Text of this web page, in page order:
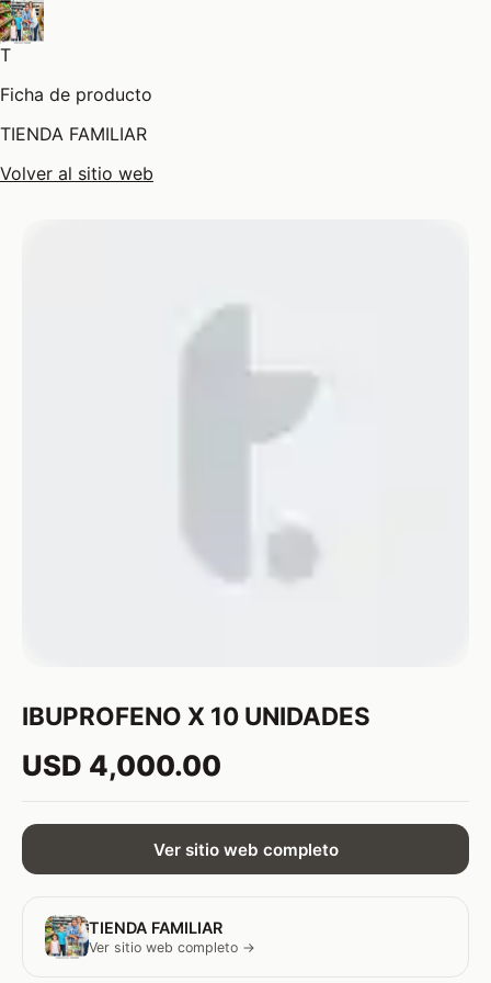
T
Ficha de producto
TIENDA FAMILIAR
Volver al sitio web
IBUPROFENO X 10 UNIDADES
USD 4,000.00
Ver sitio web completo
TIENDA FAMILIAR
Ver sitio web completo →